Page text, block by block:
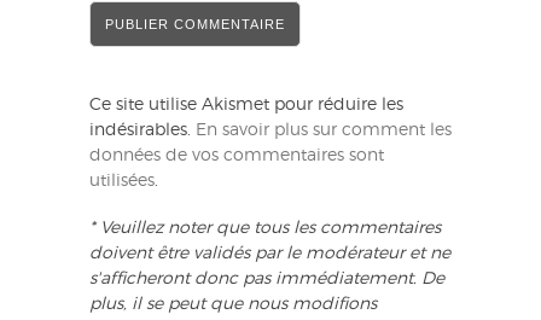
Ce site utilise Akismet pour réduire les
indésirables. En savoir plus sur comment les
données de vos commentaires sont
utilisées.
* Veuillez noter que tous les commentaires
doivent être validés par le modérateur et ne
s'afficheront donc pas immédiatement. De
plus, il se peut que nous modifions